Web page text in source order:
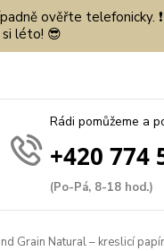
ověřte telefonicky.
léto! 😎
Rádi pomůžeme a
+420 774
(Po-Pá, 8-18 hod.)
Grain Natural – kreslicí